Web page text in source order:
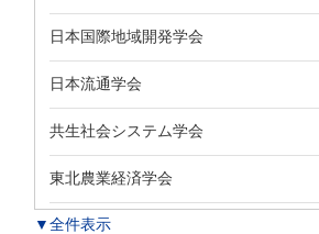
日本国際地域開発学会
日本流通学会
共生社会システム学会
東北農業経済学会
▼全件表示